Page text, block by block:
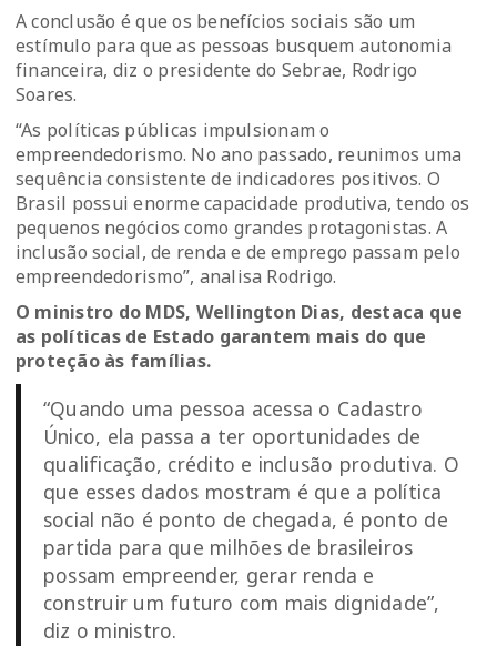
A conclusão é que os benefícios sociais são um
estímulo para que as pessoas busquem autonomia
financeira, diz o presidente do Sebrae, Rodrigo
Soares.
“As políticas públicas impulsionam o
empreendedorismo. No ano passado, reunimos uma
sequência consistente de indicadores positivos. O
Brasil possui enorme capacidade produtiva, tendo os
pequenos negócios como grandes protagonistas. A
inclusão social, de renda e de emprego passam pelo
empreendedorismo”, analisa Rodrigo.
O ministro do MDS, Wellington Dias, destaca que
as políticas de Estado garantem mais do que
proteção às famílias.
“Quando uma pessoa acessa o Cadastro
Único, ela passa a ter oportunidades de
qualificação, crédito e inclusão produtiva. O
que esses dados mostram é que a política
social não é ponto de chegada, é ponto de
partida para que milhões de brasileiros
possam empreender, gerar renda e
construir um futuro com mais dignidade”,
diz o ministro.